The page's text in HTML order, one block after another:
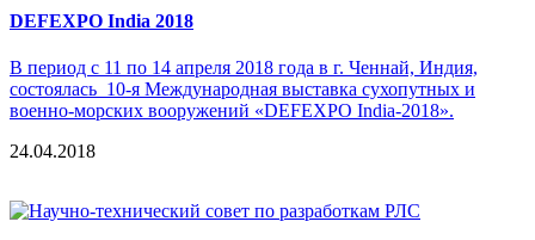
DEFEXPO India 2018
В период с 11 по 14 апреля 2018 года в г. Ченнай, Индия,
состоялась 10-я Международная выставка сухопутных и
военно-морских вооружений «DEFEXPO India-2018».
24.04.2018